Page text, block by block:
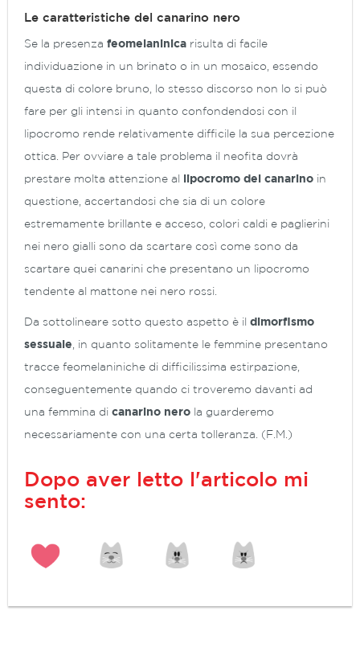
Le caratteristiche del canarino nero
Se la presenza feomelaninica risulta di facile
individuazione in un brinato o in un mosaico, essendo
questa di colore bruno, lo stesso discorso non lo si può
fare per gli intensi in quanto confondendosi con il
lipocromo rende relativamente difficile la sua percezione
ottica. Per ovviare a tale problema il neofita dovrà
prestare molta attenzione al lipocromo del canarino in
questione, accertandosi che sia di un colore
estremamente brillante e acceso, colori caldi e paglierini
nei nero gialli sono da scartare così come sono da
scartare quei canarini che presentano un lipocromo
tendente al mattone nei nero rossi.
Da sottolineare sotto questo aspetto è il dimorfismo
sessuale , in quanto solitamente le femmine presentano
tracce feomelaniniche di difficilissima estirpazione,
conseguentemente quando ci troveremo davanti ad
una femmina di canarino nero la guarderemo
necessariamente con una certa tolleranza. (F.M.)
Dopo aver letto l'articolo mi
sento: